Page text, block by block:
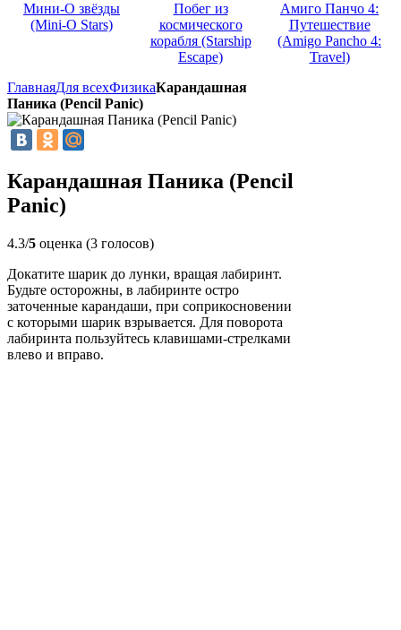
Мини-О звёзды
(Mini-O Stars)
Побег из
космического
корабля (Starship
Escape)
Амиго Панчо 4:
Путешествие
(Amigo Pancho 4:
Travel)
ГлавнаяДля всехФизикаКарандашная
Паника (Pencil Panic)
Карандашная Паника (Pencil
Panic)
4.3/5 оценка (3 голосов)
Докатите шарик до лунки, вращая лабиринт.
Будьте осторожны, в лабиринте остро
заточенные карандаши, при соприкосновении
с которыми шарик взрывается. Для поворота
лабиринта пользуйтесь клавишами-стрелками
влево и вправо.